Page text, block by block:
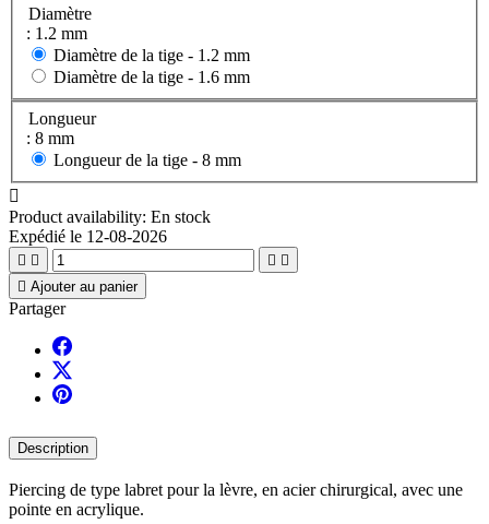
Diamètre
: 1.2 mm
Diamètre de la tige - 1.2 mm
Diamètre de la tige - 1.6 mm
Longueur
: 8 mm
Longueur de la tige - 8 mm

Product availability: En stock
Expédié le 12-08-2026
   
 Ajouter au panier
Partager
Description
Piercing de type labret pour la lèvre, en acier chirurgical, avec une
pointe en acrylique.